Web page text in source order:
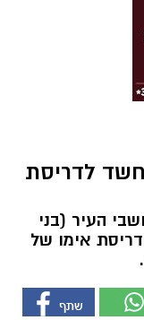
לדריסת
העיר (בני
בדריסת אימו של